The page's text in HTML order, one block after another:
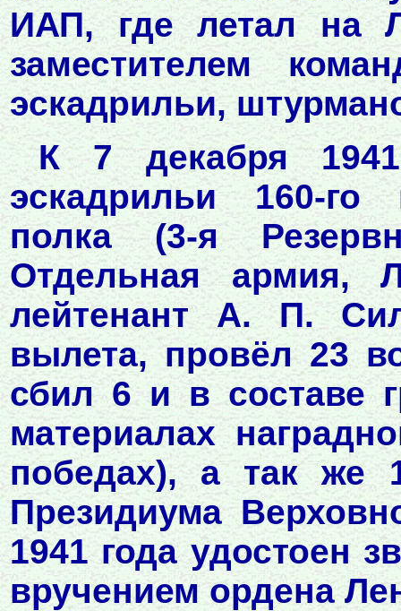
ИАП, где летал на
заместителем
эскадрильи,
К 7 декабря 1941
эскадрильи 160-го
полка (3-я
Отдельная армия,
лейтенант А. П.
вылета, провёл 23
сбил 6 и в составе
материалах
победах), а так же
Президиума
1941 года удостоен
вручением ордена